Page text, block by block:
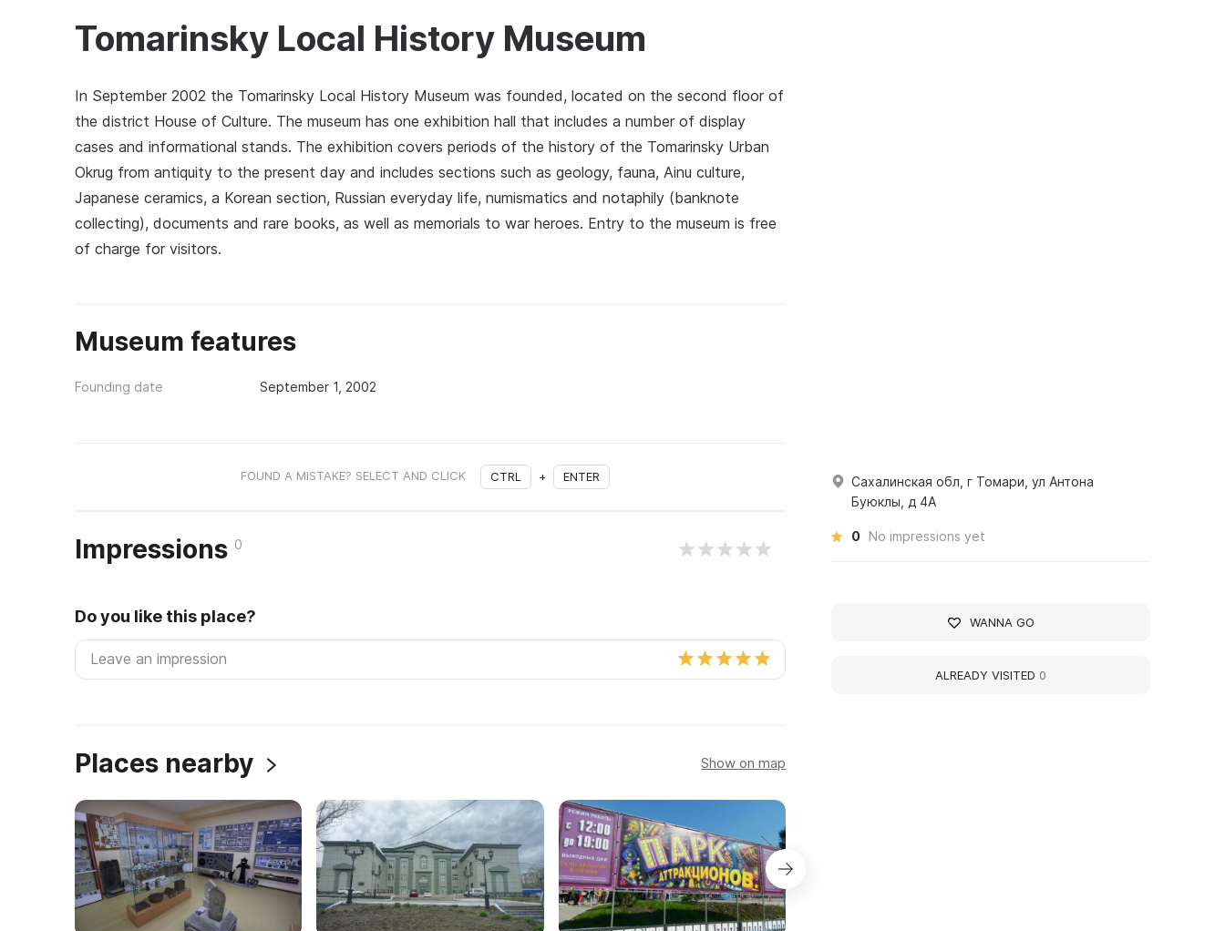
Tomarinsky Local History Museum
In September 2002 the Tomarinsky Local History Museum was founded, located on the second floor of
the district House of Culture. The museum has one exhibition hall that includes a number of display
cases and informational stands. The exhibition covers periods of the history of the Tomarinsky Urban
Okrug from antiquity to the present day and includes sections such as geology, fauna, Ainu culture,
Japanese ceramics, a Korean section, Russian everyday life, numismatics and notaphily (banknote
collecting), documents and rare books, as well as memorials to war heroes. Entry to the museum is free
of charge for visitors.
Museum features
Founding date September 1, 2002
FOUND A MISTAKE? SELECT AND CLICK CTRL + ENTER
Impressions 0
Do you like this place?
Places nearby Show on map
Сахалинская обл, г Томари, ул Антона
Буюклы, д 4А
0 No impressions yet
WANNA GO
ALREADY VISITED 0